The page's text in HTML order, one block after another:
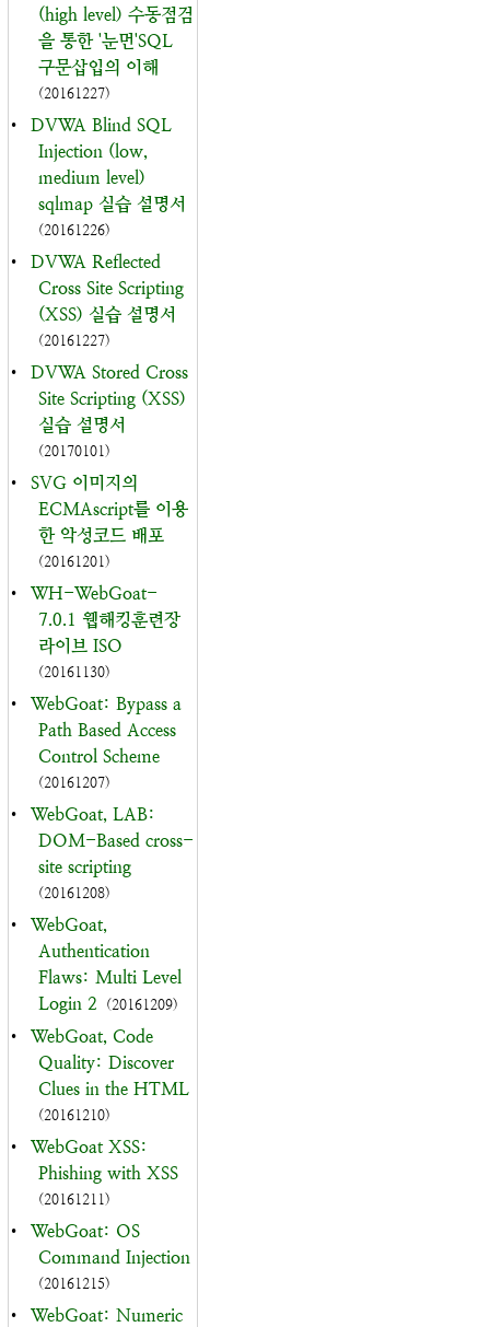
(high level) 수동점검
을 통한 '눈먼'SQL
구문삽입의 이해
(20161227)
•
DVWA Blind SQL
Injection (low,
medium level)
sqlmap 실습 설명서
(20161226)
•
DVWA Reflected
Cross Site Scripting
(XSS) 실습 설명서
(20161227)
•
DVWA Stored Cross
Site Scripting (XSS)
실습 설명서
(20170101)
•
SVG 이미지의
ECMAscript를 이용
한 악성코드 배포
(20161201)
•
WH-WebGoat-
7.0.1 웹해킹훈련장
라이브 ISO
(20161130)
•
WebGoat: Bypass a
Path Based Access
Control Scheme
(20161207)
•
WebGoat, LAB:
DOM-Based cross-
site scripting
(20161208)
•
WebGoat,
Authentication
Flaws: Multi Level
Login 2
(20161209)
•
WebGoat, Code
Quality: Discover
Clues in the HTML
(20161210)
•
WebGoat XSS:
Phishing with XSS
(20161211)
•
WebGoat: OS
Command Injection
(20161215)
•
WebGoat: Numeric